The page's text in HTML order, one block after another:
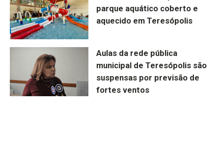
parque aquático coberto e
aquecido em Teresópolis
Aulas da rede pública
municipal de Teresópolis são
suspensas por previsão de
fortes ventos